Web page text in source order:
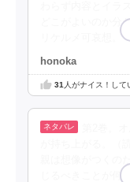
どこがよいのか分
リケルメ可哀想。
honoka
31 人がナイス！して
じるべきことが何